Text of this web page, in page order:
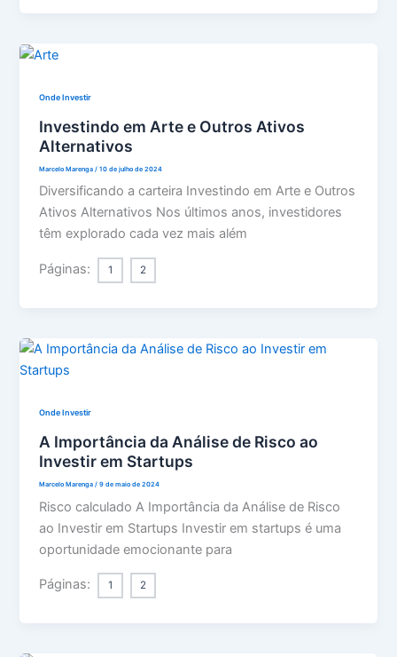
Onde Investir
Investindo em Arte e Outros Ativos
Alternativos
Marcelo Marenga/10 de julho de 2024
Diversificando a carteira Investindo em Arte e Outros
Ativos Alternativos Nos últimos anos, investidores
têm explorado cada vez mais além
Páginas: 1 2
Onde Investir
A Importância da Análise de Risco ao
Investir em Startups
Marcelo Marenga/9 de maio de 2024
Risco calculado A Importância da Análise de Risco
ao Investir em Startups Investir em startups é uma
oportunidade emocionante para
Páginas: 1 2